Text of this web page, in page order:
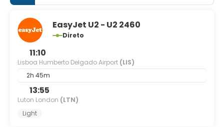
EasyJet U2 - U2 2460
Direto
11:10
Lisboa Humberto Delgado Airport (LIS)
2h 45m
13:55
Luton London (LTN)
Light